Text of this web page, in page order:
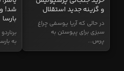
و گزینه جدید استقلال
در حالی که آریا یوسفی چراغ
سبزی برای پیوستن به
پرس...
شد! و
بارسا
به